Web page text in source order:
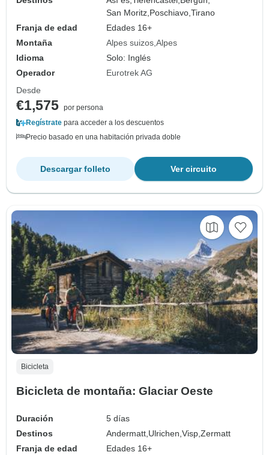
San Moritz, Poschiavo,Tirano
Franja de edad
Edades 16+
Montaña
Alpes suizos Alpes
Idioma
Solo: Inglés
Operador
Eurotrek AG
Desde
€1,575 por persona
Regístrate para acceder a los descuentos
Precio basado en una habitación privada doble
Ver circuito
Descargar folleto
Bicicleta
Bicicleta de montaña: Glaciar Oeste
Duración
5 días
Destinos
Andermatt, Ulrichen,Visp,Zermatt
Franja de edad
Edades 16+